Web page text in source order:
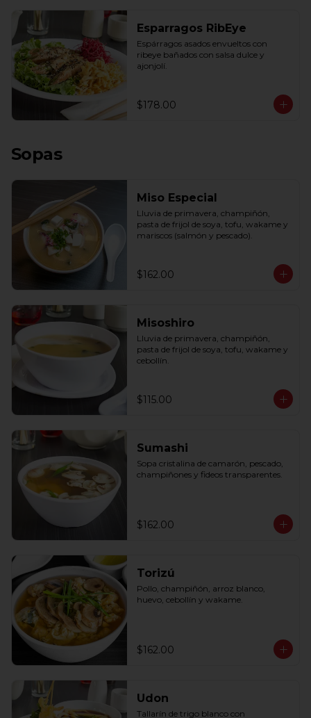
Esparragos RibEye
Espárragos asados envueltos con
ribeye bañados con salsa dulce y
ajonjolí.
$178.00
Sopas
Miso Especial
Lluvia de primavera, champiñón,
pasta de frijol de soya, tofu, wakame y
mariscos (salmón y pescado).
$162.00
Misoshiro
Lluvia de primavera, champiñón,
pasta de frijol de soya, tofu, wakame y
cebollín.
$115.00
Sumashi
Sopa cristalina de camarón, pescado,
champiñones y fideos transparentes.
$162.00
Torizú
Pollo, champiñón, arroz blanco,
huevo, cebollín y wakame.
$162.00
Udon
Tallarín de trigo blanco con